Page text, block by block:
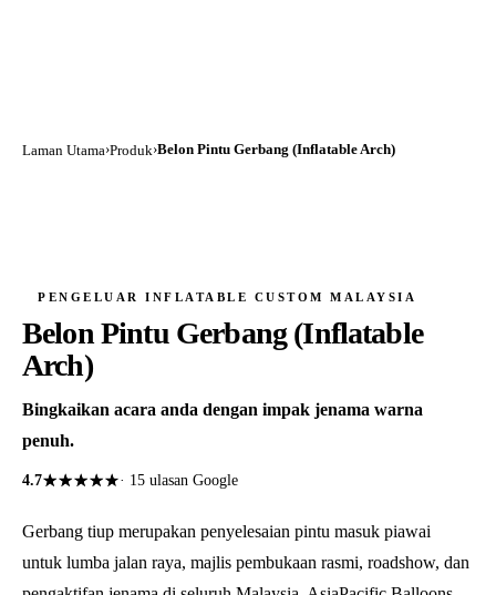
Laman Utama›Produk›Belon Pintu Gerbang (Inflatable Arch)
PENGELUAR INFLATABLE CUSTOM MALAYSIA
Belon Pintu Gerbang (Inflatable
Arch)
Bingkaikan acara anda dengan impak jenama warna
penuh.
4.7★★★★★
★★★★★· 15 ulasan Google
Gerbang tiup merupakan penyelesaian pintu masuk piawai
untuk lumba jalan raya, majlis pembukaan rasmi, roadshow, dan